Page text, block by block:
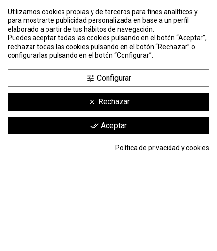
PREMIOS
METODOS
DE PAGO
ENVÍO
COMERCIO
SEGURO
clic aquí para mostrar el certificado.
Utilizamos cookies propias y de terceros para fines analíticos y
para mostrarte publicidad personalizada en base a un perfil
elaborado a partir de tus hábitos de navegación.
Puedes aceptar todas las cookies pulsando en el botón “Aceptar”,
rechazar todas las cookies pulsando en el botón “Rechazar” o
configurarlas pulsando en el botón “Configurar”.
tune Configurar
clear Rechazar
done_all Aceptar
Política de privacidad y cookies